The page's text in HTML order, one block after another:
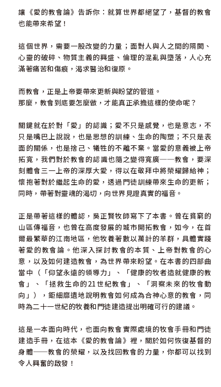
讓《愛的教會論》告訴你：就算世界都絕望了，基督的教會
也能帶來希望！
這個世界，需要一股改變的力量；面對人與人之間的隔閡、
心靈的破碎、物質主義的興盛、倫理的混亂與墮落，人心充
滿著痛苦和傷痕，渴求醫治和復原。
而教會，正是上帝要帶來更新與盼望的管道。
那麼，教會到底要怎麼做，才能真正承擔這樣的使命呢？
關鍵就在於對「愛」的認識；愛不只是感覺，也是意志，不
只是嘴巴上說說，也是思想的訓練、生命的陶塑；不只是表
面的關係，也是捨己、犧牲的不離不棄。當愛的意義被上帝
拓寬，我們對於教會的認識也隨之變得寬廣──教會，要深
刻體會三一上帝的深厚大愛，得以在敬拜中將榮耀歸給神；
懷抱著對於繼起生命的愛，透過門徒訓練帶來生命的更新；
同時，帶著對靈魂的渴切，向世界見證真實的福音。
正是帶著這樣的體認，吳正賢牧師寫下了本書。曾在貧窮的
山區傳福音，也曾在高度發展的城市開拓教會，如今，在首
爾最繁華的江南地區，他牧養著數以萬計的羊群，具體實踐
著愛的教會論。他深入探討教會的本質、上帝對教會的心
意，以及如何建造教會，為世界帶來盼望。在本書的四部曲
當中（「仰望永遠的領導力」、「健康的牧者造就健康的教
會」、「拯救生命的21世紀教會」、「洞察未來的牧會動
向」），鉅細靡遺地說明教會如何成為合神心意的教會，同
時為二十一世紀的牧養和門徒建造提出明確可行的建議。
這是一本面向時代，也面向教會實際處境的牧會手冊和門徒
建造手冊，在這本《愛的教會論》裡，關於如何恢復基督的
身體──教會的榮耀，以及找回教會的力量，你都可以找到
令人興奮的啟發！